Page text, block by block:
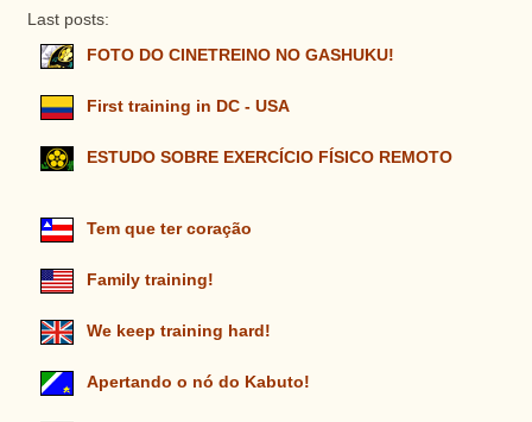
Last posts:
FOTO DO CINETREINO NO GASHUKU!
First training in DC - USA
ESTUDO SOBRE EXERCÍCIO FÍSICO REMOTO
Tem que ter coração
Family training!
We keep training hard!
Apertando o nó do Kabuto!